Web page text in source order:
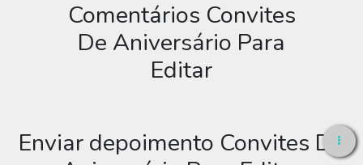
Comentários Convites
De Aniversário Para
Editar
Enviar depoimento Convites De